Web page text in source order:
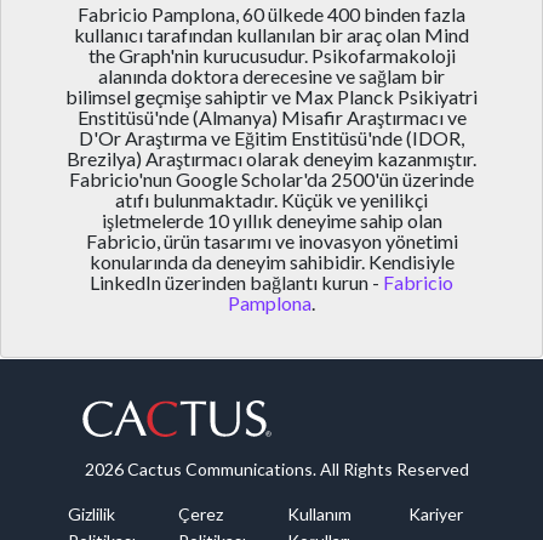
Fabricio Pamplona, 60 ülkede 400 binden fazla
kullanıcı tarafından kullanılan bir araç olan Mind
the Graph'nin kurucusudur. Psikofarmakoloji
alanında doktora derecesine ve sağlam bir
bilimsel geçmişe sahiptir ve Max Planck Psikiyatri
Enstitüsü'nde (Almanya) Misafir Araştırmacı ve
D'Or Araştırma ve Eğitim Enstitüsü'nde (IDOR,
Brezilya) Araştırmacı olarak deneyim kazanmıştır.
Fabricio'nun Google Scholar'da 2500'ün üzerinde
atıfı bulunmaktadır. Küçük ve yenilikçi
işletmelerde 10 yıllık deneyime sahip olan
Fabricio, ürün tasarımı ve inovasyon yönetimi
konularında da deneyim sahibidir. Kendisiyle
LinkedIn üzerinden bağlantı kurun - Fabricio
Pamplona
2026 Cactus Communications. All Rights Reserved
Gizlilik
Çerez
Kullanım
Kariyer